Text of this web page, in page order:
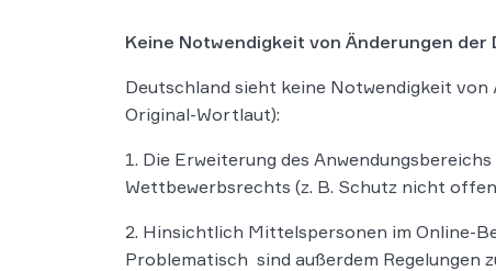
Keine Notwendigkeit von Änderungen
Deutschland sieht keine Notwendigkeit
Original-Wortlaut):
1. Die Erweiterung des
Wettbewerbsrechts (z. B. Schutz nicht
2. Hinsichtlich Mittelspersonen im Online-
Problematisch sind außerdem